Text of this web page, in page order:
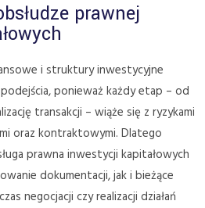
prawnej
i struktury inwestycyjne
ponieważ każdy etap – od
transakcji – wiąże się z ryzykami
oraz kontraktowymi. Dlatego
prawna inwestycji kapitałowych
dokumentacji, jak i bieżące
negocjacji czy realizacji działań